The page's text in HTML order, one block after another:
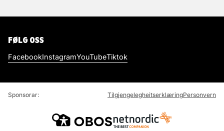
CLAUDIA COX MONA HUANG
FØLG OSS
FacebookInstagramYouTubeTiktok
Sponsorar: TilgjengelegheitserklæringPersonvern